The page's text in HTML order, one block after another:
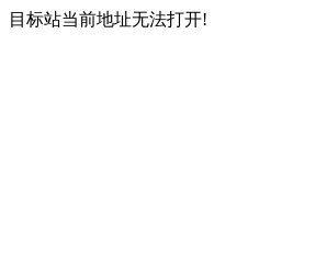
目标站当前地址无法打开!